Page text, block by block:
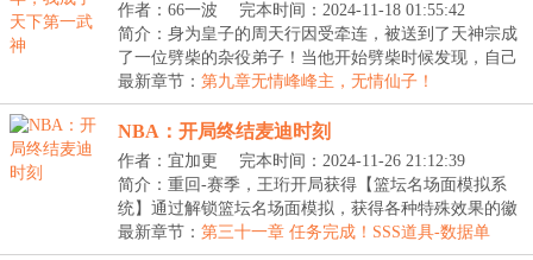
作者：66一波
完本时间：2024-11-18 01:55:42
简介：身为皇子的周天行因受牵连，被送到了天神宗成
了一位劈柴的杂役弟子！当他开始劈柴时候发现，自己
劈...
最新章节： 第九章无情峰峰主，无情仙子！
NBA：开局终结麦迪时刻
作者：宜加更
完本时间：2024-11-26 21:12:39
简介：重回-赛季，王珩开局获得【篮坛名场面模拟系
统】通过解锁篮坛名场面模拟，获得各种特殊效果的徽
章...
最新章节： 第三十一章 任务完成！SSS道具-数据单